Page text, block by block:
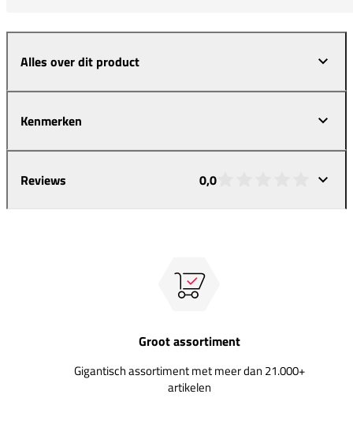
Alles over dit product
Kenmerken
Reviews 0,0
Groot assortiment
Gigantisch assortiment met meer dan 21.000+
artikelen